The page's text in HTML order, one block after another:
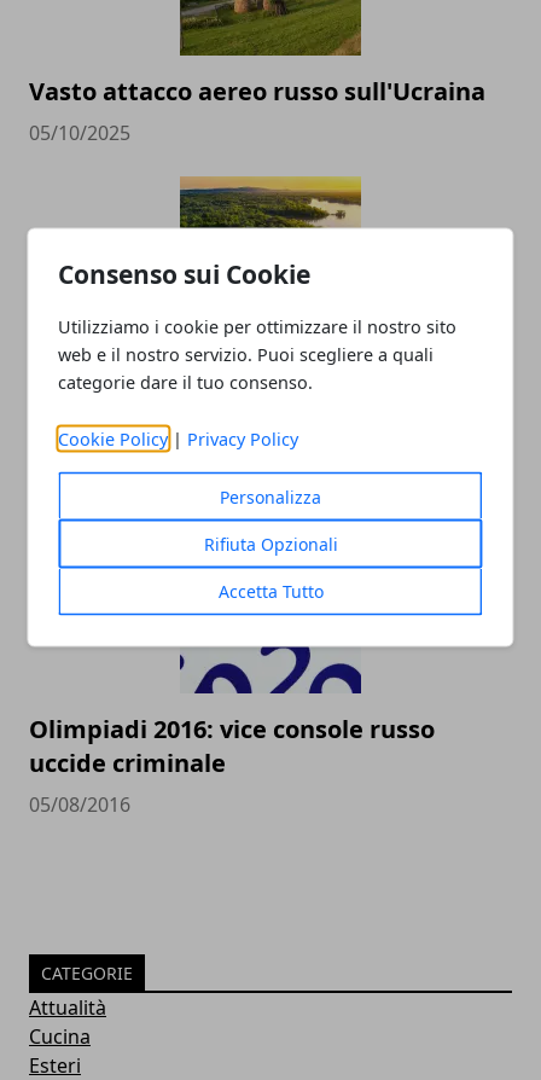
Consenso sui Cookie
Utilizziamo i cookie per ottimizzare il nostro sito
web e il nostro servizio. Puoi scegliere a quali
categorie dare il tuo consenso.
Cookie Policy | Privacy Policy
Personalizza
Rifiuta Opzionali
Accetta Tutto
Vasto attacco aereo russo sull'Ucraina
05/10/2025
Come visitare la foresta amazzonica:
consigli per farlo in sicurezza
06/01/2023
Olimpiadi 2016: vice console russo
uccide criminale
05/08/2016
CATEGORIE
Attualità
Cucina
Esteri